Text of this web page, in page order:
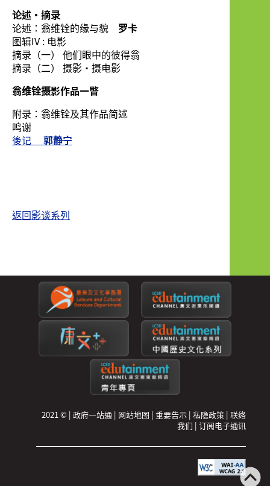
论述•摘录
论述：翁维铨的缘与貌 罗卡
图辑IV : 电影
摘录（一） 他们眼中的彼得翁
摘录（二） 摄影•摄电影
翁维铨摄影作品一瞥
附录：翁维铨及其作品简述
鸣谢
後记
郭静宁
返回影谈系列
2021 © | 政府一站通 | 网站地图 | 重要告示 | 私隐政策 | 联络
我们 | 订阅电子通讯